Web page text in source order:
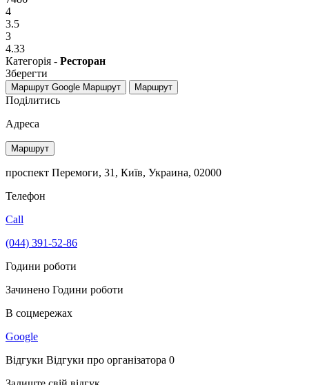
4
3.5
3
4.33
Категорія - Ресторан
Зберегти
Маршрут Google Маршрут Маршрут
Поділитись
Адреса
Маршрут
проспект Перемоги, 31, Київ, Украина, 02000
Телефон
Call
(044) 391-52-86
Години роботи
Зачинено Години роботи
В соцмережах
Google
Відгуки Відгуки про організатора 0